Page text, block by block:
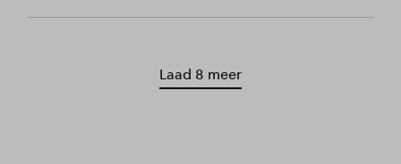
Laad 8 meer